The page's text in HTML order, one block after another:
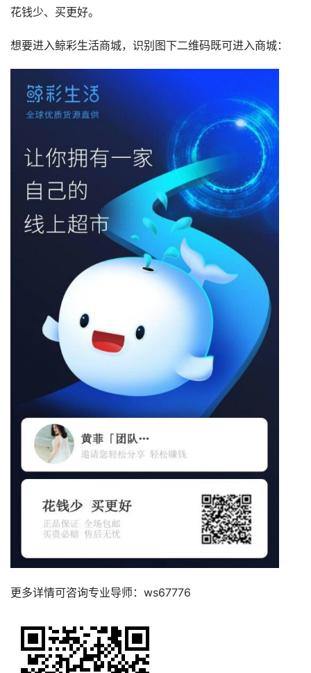
花钱少、买更好。
想要进入鲸彩生活商城，识别图下二维码既可进入商城：
更多详情可咨询专业导师：ws67776